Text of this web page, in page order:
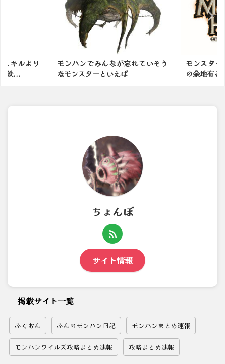
が忘れていそう
えば
モンスターハンターってまだ進化
の余地有る？
弱
した
ちょんぼ
サイト情報
掲載サイト一覧
ふぐおん ふんのモンハン日記 モンハンまとめ速報
モンハンワイルズ攻略まとめ速報 攻略まとめ速報